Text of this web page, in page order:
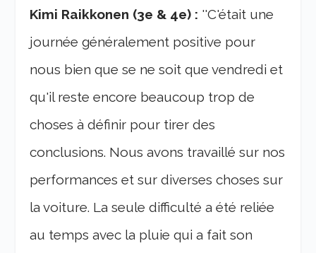
Kimi Raikkonen (3e & 4e) : ''C'était une
journée généralement positive pour
nous bien que se ne soit que vendredi et
qu'il reste encore beaucoup trop de
choses à définir pour tirer des
conclusions. Nous avons travaillé sur nos
performances et sur diverses choses sur
la voiture. La seule difficulté a été reliée
au temps avec la pluie qui a fait son